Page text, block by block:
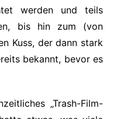
werden und teils
bis hin zum (von
Kuss, der dann stark
bekannt, bevor es
„Trash-Film-